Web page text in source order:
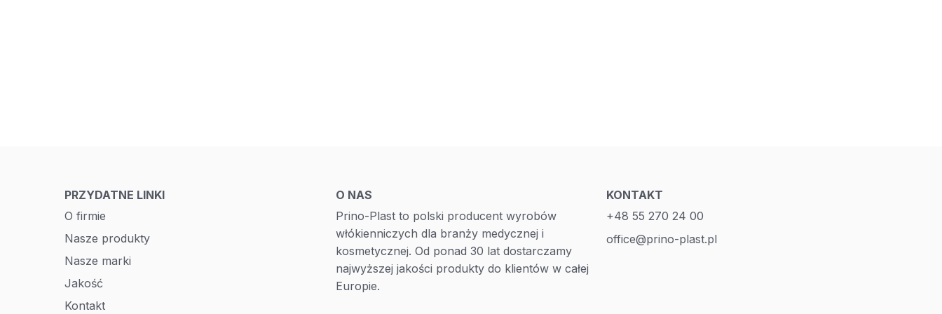
PRZYDATNE LINKI
O firmie
Nasze produkty
Nasze marki
Jakość
Kontakt
O NAS
Prino-Plast to polski producent wyrobów
włókienniczych dla branży medycznej i
kosmetycznej. Od ponad 30 lat dostarczamy
najwyższej jakości produkty do klientów w całej
Europie.
KONTAKT
+48 55 270 24 00
office@prino-plast.pl